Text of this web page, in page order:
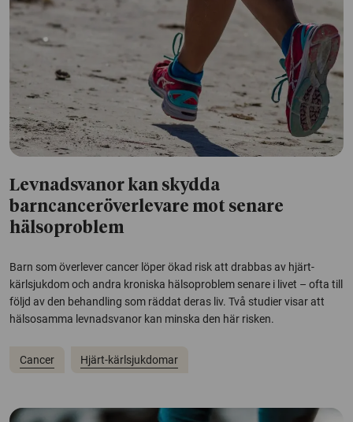
Levnadsvanor kan skydda
barncanceröverlevare mot senare
hälsoproblem
Barn som överlever cancer löper ökad risk att drabbas av hjärt-
kärlsjukdom och andra kroniska hälsoproblem senare i livet – ofta till
följd av den behandling som räddat deras liv. Två studier visar att
hälsosamma levnadsvanor kan minska den här risken.
Cancer Hjärt-kärlsjukdomar